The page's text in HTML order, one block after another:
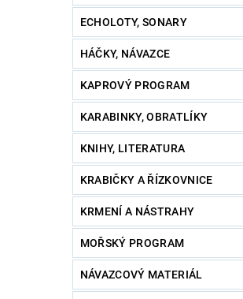
ECHOLOTY, SONARY
HÁČKY, NÁVAZCE
KAPROVÝ PROGRAM
KARABINKY, OBRATLÍKY
KNIHY, LITERATURA
KRABIČKY A ŘÍZKOVNICE
KRMENÍ A NÁSTRAHY
MOŘSKÝ PROGRAM
NÁVAZCOVÝ MATERIÁL